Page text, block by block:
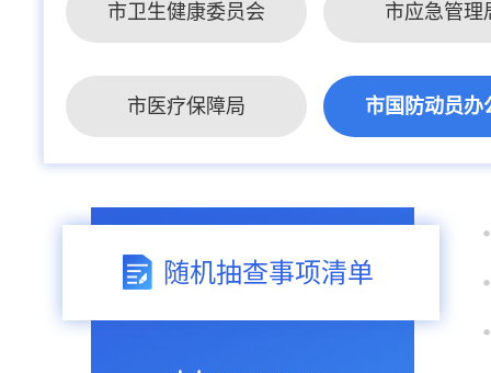
市卫生健康委员会 市应急管理
市医疗保障局 市国防动员办
随机抽查事项清单